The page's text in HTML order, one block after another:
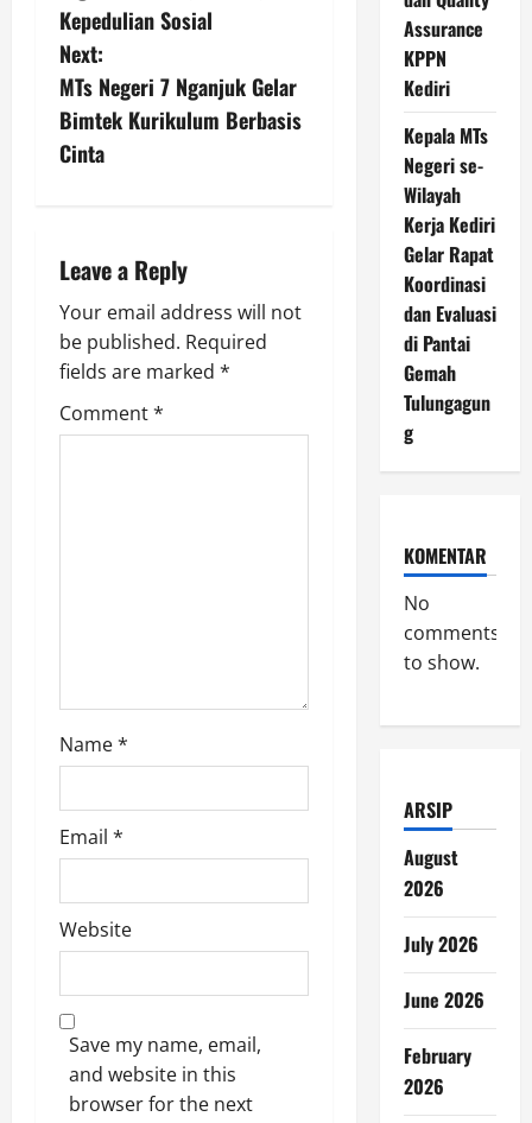
t
n
a
g
a
t
i
Kepedulian Sosial
Next:
MTs Negeri 7 Nganjuk Gelar
Bimtek Kurikulum Berbasis
Cinta
Leave a Reply
Your email address will not
be published. Required
fields are marked *
Comment*
Name*
Email *
Website
Save my name, email,
and website in this
browser for the next
Assurance
KPPN
Kediri
Kepala MTs
Negeri se-
Wilayah
Kerja Kediri
Gelar Rapat
Koordinasi
dan Evaluasi
di Pantai
Gemah
Tulungagun
g
KOMENTAR
No
comments
to show.
ARSIP
August
2026
July 2026
June 2026
February
2026